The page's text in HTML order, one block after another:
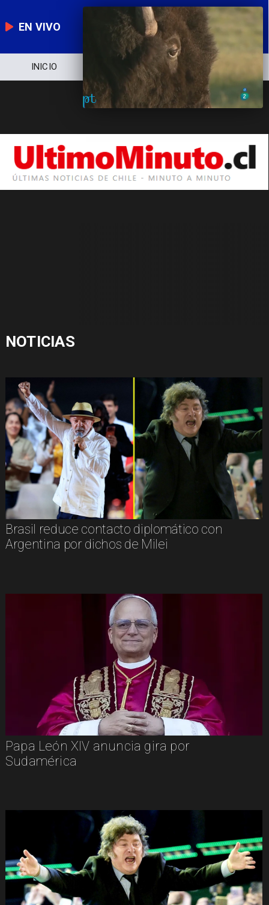
EN VIVO
NOTICIERO POLÍTICA ECONOMÍA
NOTICIAS
Brasil reduce contacto diplomático con
Argentina por dichos de Milei
Papa León XIV anuncia gira por
Sudamérica